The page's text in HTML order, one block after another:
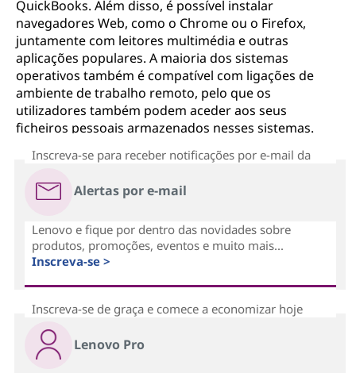
QuickBooks. Além disso, é possível instalar
navegadores Web, como o Chrome ou o Firefox,
juntamente com leitores multimédia e outras
aplicações populares. A maioria dos sistemas
operativos também é compatível com ligações de
ambiente de trabalho remoto, pelo que os
utilizadores também podem aceder aos seus
ficheiros pessoais armazenados nesses sistemas.
Alertas por e-mail
Inscreva-se para receber notificações por e-mail da
Lenovo e fique por dentro das novidades sobre
produtos, promoções, eventos e muito mais...
Inscreva-se >
Lenovo Pro
Inscreva-se de graça e comece a economizar hoje